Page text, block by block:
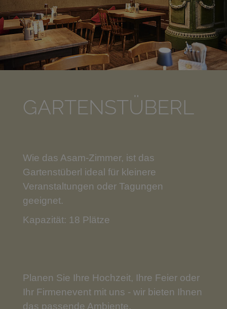
GARTENSTÜBERL
Wie das Asam-Zimmer, ist das
Gartenstüberl ideal für kleinere
Veranstaltungen oder Tagungen
geeignet.
Kapazität: 18 Plätze
Planen Sie Ihre Hochzeit, Ihre Feier oder
Ihr Firmenevent mit uns - wir bieten Ihnen
das passende Ambiente.